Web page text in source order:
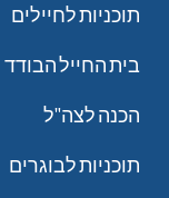
תוכניות לחיילים
בית החייל הבודד
הכנה לצה"ל
תוכניות לבוגרים